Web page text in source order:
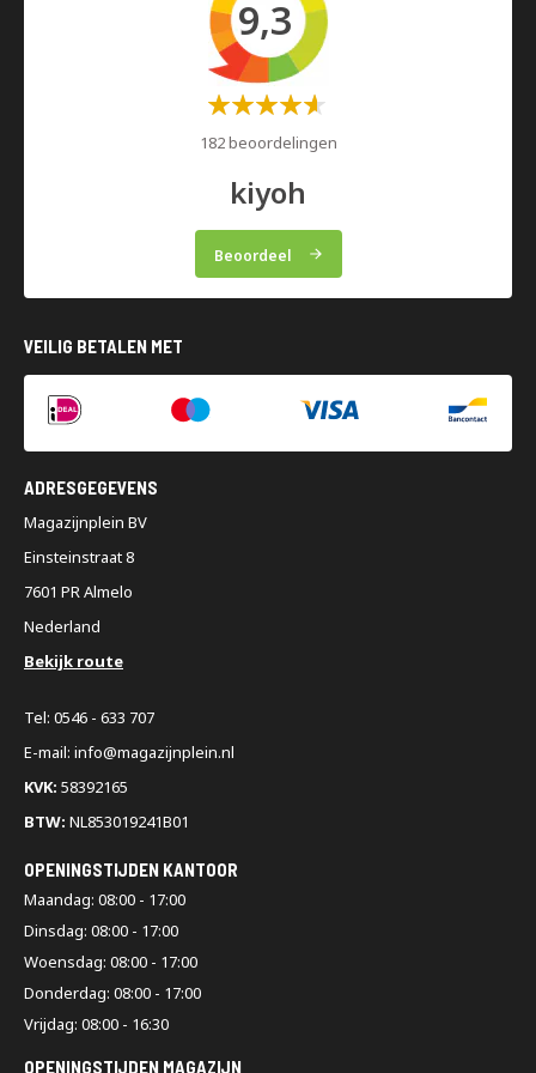
9,3
Waardering:
182 beoordelingen
kiyoh
Beoordeel
VEILIG BETALEN MET
ADRESGEGEVENS
Magazijnplein BV
Einsteinstraat 8
7601 PR Almelo
Nederland
Bekijk route
Tel: 0546 - 633 707
E-mail: info@magazijnplein.nl
KVK: 58392165
BTW: NL853019241B01
OPENINGSTIJDEN KANTOOR
Maandag: 08:00 - 17:00
Dinsdag: 08:00 - 17:00
Woensdag: 08:00 - 17:00
Donderdag: 08:00 - 17:00
Vrijdag: 08:00 - 16:30
OPENINGSTIJDEN MAGAZIJN